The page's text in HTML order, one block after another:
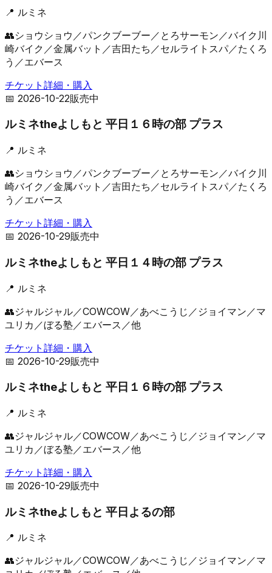
📍 ルミネ
👥ショウショウ／パンクブーブー／とろサーモン／バイク川
崎バイク／金属バット／吉田たち／セルライトスパ／たくろ
う／エバース
チケット詳細・購入
📅 2026-10-22販売中
ルミネtheよしもと 平日１６時の部 プラス
📍 ルミネ
👥ショウショウ／パンクブーブー／とろサーモン／バイク川
崎バイク／金属バット／吉田たち／セルライトスパ／たくろ
う／エバース
チケット詳細・購入
📅 2026-10-29販売中
ルミネtheよしもと 平日１４時の部 プラス
📍 ルミネ
👥ジャルジャル／COWCOW／あべこうじ／ジョイマン／マ
ユリカ／ぼる塾／エバース／他
チケット詳細・購入
📅 2026-10-29販売中
ルミネtheよしもと 平日１６時の部 プラス
📍 ルミネ
👥ジャルジャル／COWCOW／あべこうじ／ジョイマン／マ
ユリカ／ぼる塾／エバース／他
チケット詳細・購入
📅 2026-10-29販売中
ルミネtheよしもと 平日よるの部
📍 ルミネ
👥ジャルジャル／COWCOW／あべこうじ／ジョイマン／マ